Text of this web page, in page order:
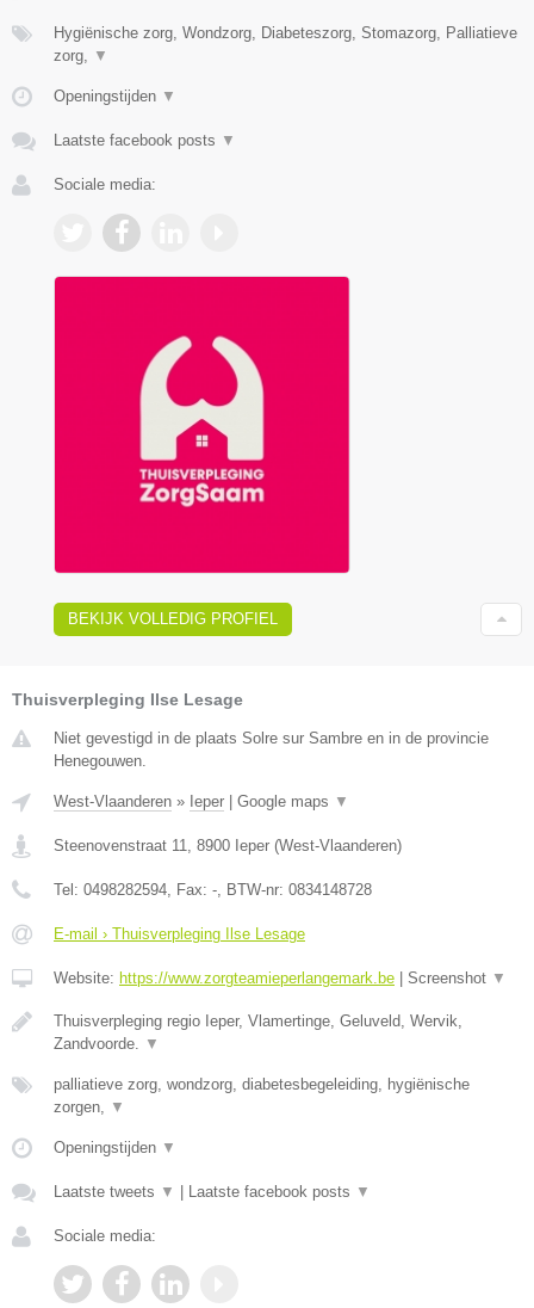
Hygiënische zorg, Wondzorg, Diabeteszorg, Stomazorg, Palliatieve
zorg, ▼
Openingstijden ▼
Laatste facebook posts ▼
Sociale media:
BEKIJK VOLLEDIG PROFIEL
Thuisverpleging Ilse Lesage
Niet gevestigd in de plaats Solre sur Sambre en in de provincie
Henegouwen.
West-Vlaanderen » Ieper Google maps ▼
Steenovenstraat 11, 8900 Ieper (West-Vlaanderen)
Tel: 0498282594, Fax: -, BTW-nr: 0834148728
E-mail › Thuisverpleging Ilse Lesage
Website: https://www.zorgteamieperlangemark.be Screenshot ▼
Thuisverpleging regio Ieper, Vlamertinge, Geluveld, Wervik,
Zandvoorde. ▼
palliatieve zorg, wondzorg, diabetesbegeleiding, hygiënische
zorgen, ▼
Openingstijden ▼
Laatste tweets ▼ Laatste facebook posts ▼
Sociale media: